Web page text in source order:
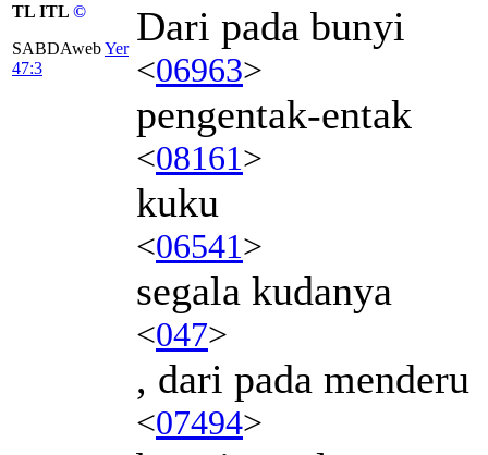
TL ITL ©
SABDAwebYer
47:3
Dari pada bunyi
<06963>
pengentak-entak
<08161>
kuku
<06541>
segala kudanya
<047>
, dari pada menderu
<07494>